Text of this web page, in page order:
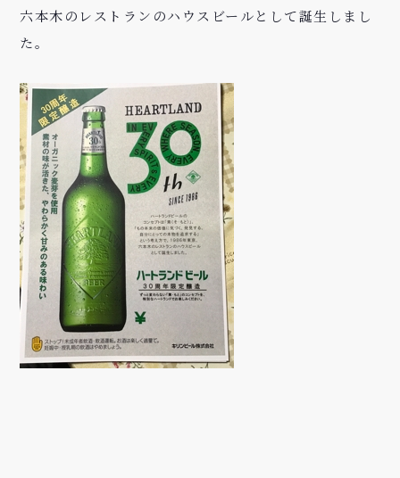
六本木のレストランのハウスビールとして誕生しまし
た。